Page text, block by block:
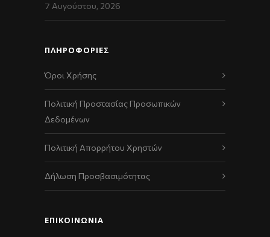
7 Αυγούστου, 2026
ΠΛΗΡΟΦΟΡΙΕΣ
Όροι Χρήσης
Πολιτική Προστασίας Προσωπικών
Δεδομένων
Πολιτική Απορρήτου Χρηστών
Δήλωση Προσβασιμότητας
ΕΠΙΚΟΙΝΩΝΊΑ